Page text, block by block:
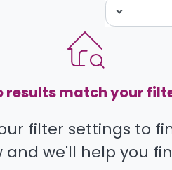
results match your
filter settings to
we'll help you